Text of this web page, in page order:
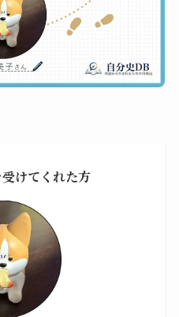
けてくれた方